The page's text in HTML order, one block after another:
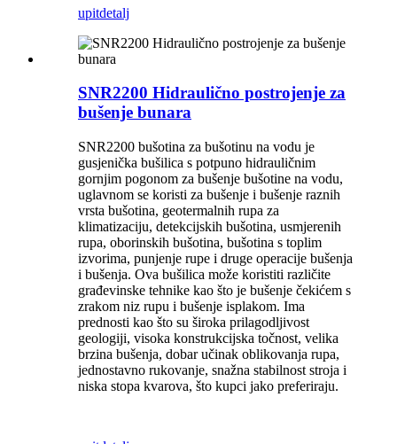
upitdetalj
SNR2200 Hidraulično postrojenje za
bušenje bunara
SNR2200 bušotina za bušotinu na vodu je
gusjenička bušilica s potpuno hidrauličnim
gornjim pogonom za bušenje bušotine na vodu,
uglavnom se koristi za bušenje i bušenje raznih
vrsta bušotina, geotermalnih rupa za
klimatizaciju, detekcijskih bušotina, usmjerenih
rupa, oborinskih bušotina, bušotina s toplim
izvorima, punjenje rupe i druge operacije bušenja
i bušenja. Ova bušilica može koristiti različite
građevinske tehnike kao što je bušenje čekićem s
zrakom niz rupu i bušenje isplakom. Ima
prednosti kao što su široka prilagodljivost
geologiji, visoka konstrukcijska točnost, velika
brzina bušenja, dobar učinak oblikovanja rupa,
jednostavno rukovanje, snažna stabilnost stroja i
niska stopa kvarova, što kupci jako preferiraju.